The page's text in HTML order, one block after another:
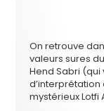
On retrouve
valeurs sures
Hend Sabri (qui
d’interprétation
mystérieux Lotfi